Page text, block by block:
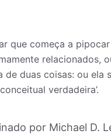
que começa a
relacionados,
duas coisas: ou ela
verdadeira’.
por Michael D.